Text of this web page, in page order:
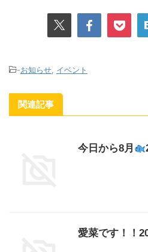
-お知らせ イベント
関連記事
今日から8月
愛菜です！！